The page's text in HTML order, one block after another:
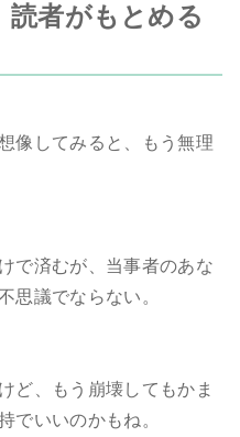
者がもとめる
像してみると、もう無理
で済むが、当事者のあな
思議でならない。
ど、もう崩壊してもかま
でいいのかもね。